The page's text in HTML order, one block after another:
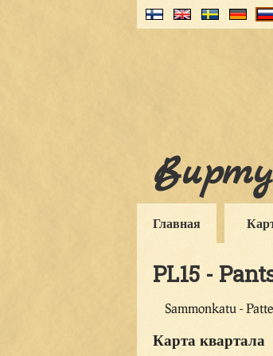
Главная
PL15 -
Sammonkatu -
Карта квартала